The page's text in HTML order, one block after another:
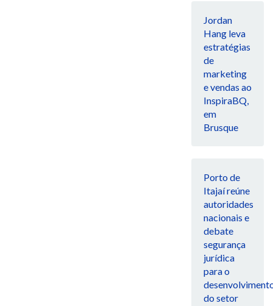
Jordan
Hang leva
estratégias
de
marketing
e vendas ao
InspiraBQ,
em
Brusque
Porto de
Itajaí reúne
autoridades
nacionais e
debate
segurança
jurídica
para o
do setor